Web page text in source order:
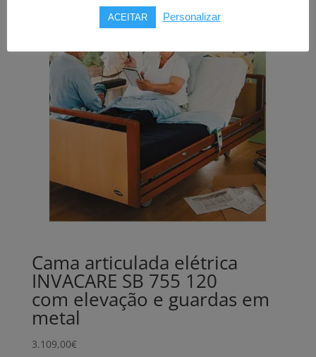
Cama articulada elétrica
INVACARE SB 755 120
com elevação e guardas em
metal
3.109,00€
ACEITAR Personalizar